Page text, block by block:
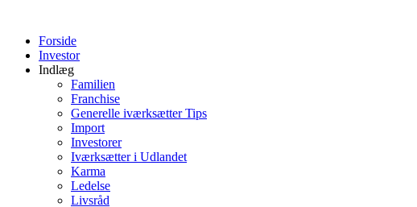
indholdForside
Investor
Indlæg
Familien
Franchise
Generelle iværksætter Tips
Import
Investorer
Iværksætter i Udlandet
Karma
Ledelse
Livsråd